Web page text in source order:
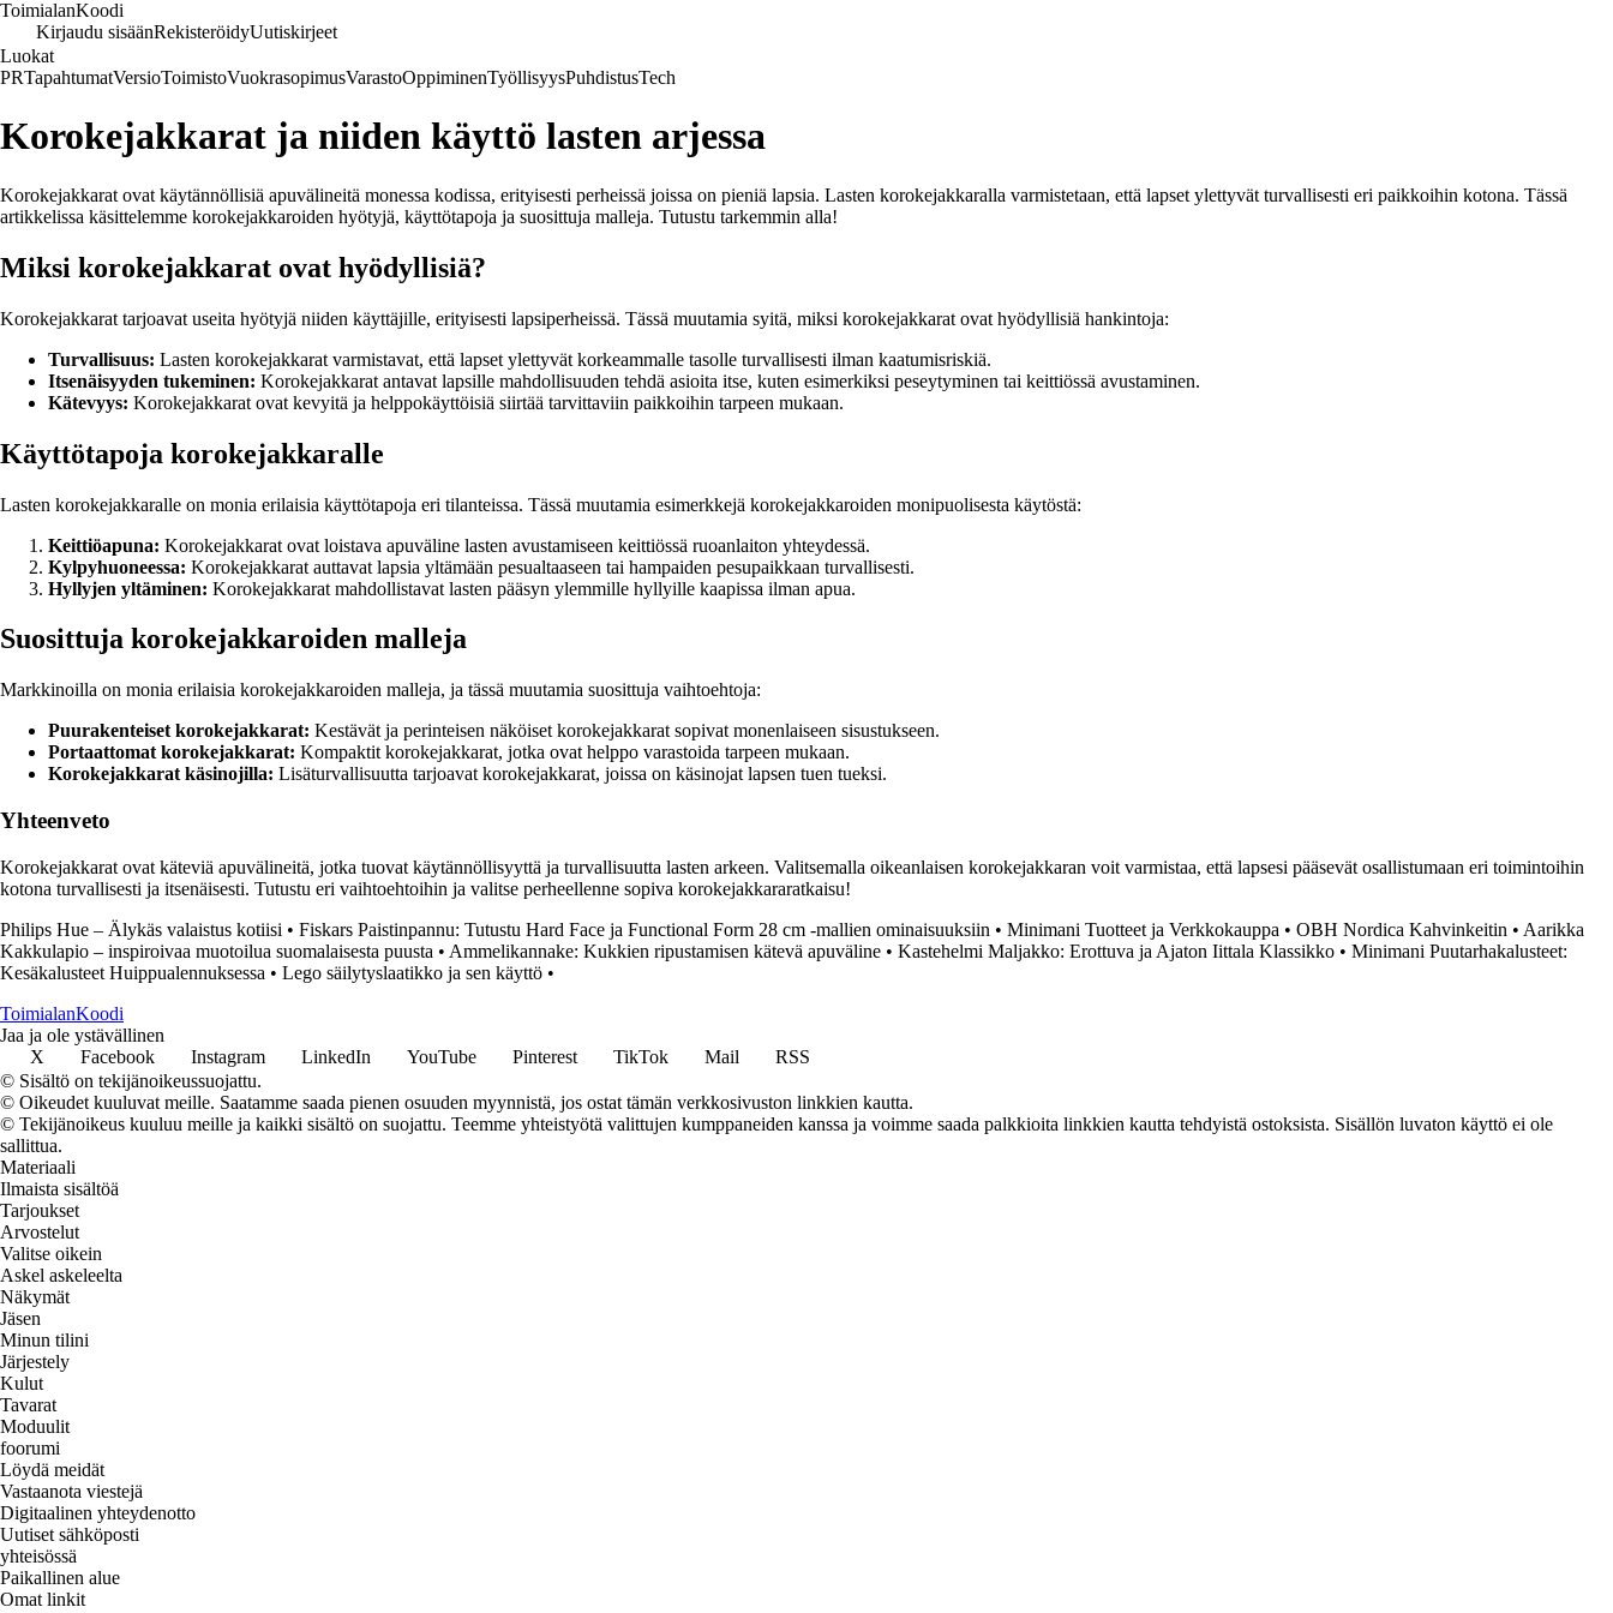
ToimialanKoodi
Kirjaudu sisäänRekisteröidyUutiskirjeet
Luokat
PRTapahtumatVersioToimistoVuokrasopimusVarastoOppiminenTyöllisyysPuhdistusTech
Korokejakkarat ja niiden käyttö lasten arjessa
Korokejakkarat ovat käytännöllisiä apuvälineitä monessa kodissa, erityisesti perheissä joissa on pieniä lapsia. Lasten korokejakkaralla varmistetaan, että lapset ylettyvät turvallisesti eri paikkoihin kotona. Tässä
artikkelissa käsittelemme korokejakkaroiden hyötyjä, käyttötapoja ja suosittuja malleja. Tutustu tarkemmin alla!
Miksi korokejakkarat ovat hyödyllisiä?
Korokejakkarat tarjoavat useita hyötyjä niiden käyttäjille, erityisesti lapsiperheissä. Tässä muutamia syitä, miksi korokejakkarat ovat hyödyllisiä hankintoja:
Turvallisuus: Lasten korokejakkarat varmistavat, että lapset ylettyvät korkeammalle tasolle turvallisesti ilman kaatumisriskiä.
Itsenäisyyden tukeminen: Korokejakkarat antavat lapsille mahdollisuuden tehdä asioita itse, kuten esimerkiksi peseytyminen tai keittiössä avustaminen.
Kätevyys: Korokejakkarat ovat kevyitä ja helppokäyttöisiä siirtää tarvittaviin paikkoihin tarpeen mukaan.
Käyttötapoja korokejakkaralle
Lasten korokejakkaralle on monia erilaisia käyttötapoja eri tilanteissa. Tässä muutamia esimerkkejä korokejakkaroiden monipuolisesta käytöstä:
Keittiöapuna: Korokejakkarat ovat loistava apuväline lasten avustamiseen keittiössä ruoanlaiton yhteydessä.
Kylpyhuoneessa: Korokejakkarat auttavat lapsia yltämään pesualtaaseen tai hampaiden pesupaikkaan turvallisesti.
Hyllyjen yltäminen: Korokejakkarat mahdollistavat lasten pääsyn ylemmille hyllyille kaapissa ilman apua.
Suosittuja korokejakkaroiden malleja
Markkinoilla on monia erilaisia korokejakkaroiden malleja, ja tässä muutamia suosittuja vaihtoehtoja:
Puurakenteiset korokejakkarat: Kestävät ja perinteisen näköiset korokejakkarat sopivat monenlaiseen sisustukseen.
Portaattomat korokejakkarat: Kompaktit korokejakkarat, jotka ovat helppo varastoida tarpeen mukaan.
Korokejakkarat käsinojilla: Lisäturvallisuutta tarjoavat korokejakkarat, joissa on käsinojat lapsen tuen tueksi.
Yhteenveto
Korokejakkarat ovat käteviä apuvälineitä, jotka tuovat käytännöllisyyttä ja turvallisuutta lasten arkeen. Valitsemalla oikeanlaisen korokejakkaran voit varmistaa, että lapsesi pääsevät osallistumaan eri toimintoihin
kotona turvallisesti ja itsenäisesti. Tutustu eri vaihtoehtoihin ja valitse perheellenne sopiva korokejakkararatkaisu!
Philips Hue – Älykäs valaistus kotiisi • Fiskars Paistinpannu: Tutustu Hard Face ja Functional Form 28 cm -mallien ominaisuuksiin • Minimani Tuotteet ja Verkkokauppa • OBH Nordica Kahvinkeitin • Aarikka
Kakkulapio – inspiroivaa muotoilua suomalaisesta puusta • Ammelikannake: Kukkien ripustamisen kätevä apuväline • Kastehelmi Maljakko: Erottuva ja Ajaton Iittala Klassikko • Minimani Puutarhakalusteet:
Kesäkalusteet Huippualennuksessa • Lego säilytyslaatikko ja sen käyttö •
ToimialanKoodi
Jaa ja ole ystävällinen
X
Facebook Instagram LinkedIn YouTube Pinterest TikTok Mail
RSS
© Sisältö on tekijänoikeussuojattu.
© Oikeudet kuuluvat meille. Saatamme saada pienen osuuden myynnistä, jos ostat tämän verkkosivuston linkkien kautta.
© Tekijänoikeus kuuluu meille ja kaikki sisältö on suojattu. Teemme yhteistyötä valittujen kumppaneiden kanssa ja voimme saada palkkioita linkkien kautta tehdyistä ostoksista. Sisällön luvaton käyttö ei ole
sallittua.
Materiaali
Ilmaista sisältöä
Tarjoukset
Arvostelut
Valitse oikein
Askel askeleelta
Näkymät
Jäsen
Minun tilini
Järjestely
Kulut
Tavarat
Moduulit
foorumi
Löydä meidät
Vastaanota viestejä
Digitaalinen yhteydenotto
Uutiset sähköposti
yhteisössä
Paikallinen alue
Omat linkit